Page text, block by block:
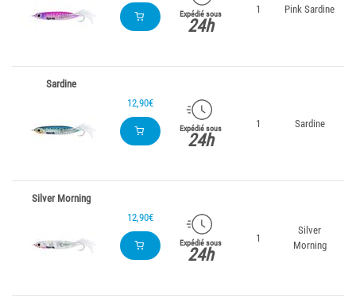
Expédié sous
24h
1 Pink Sardine
Sardine
12,90€
Expédié sous
24h
1 Sardine
Silver Morning
12,90€
Expédié sous
24h
1
Silver
Morning